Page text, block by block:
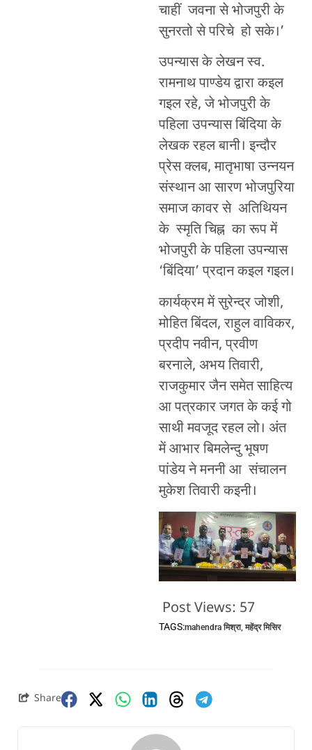
चाहीं जवना से भोजपुरी के
सुनरतो से परिचे हो सके।’
उपन्यास के लेखन स्व.
रामनाथ पाण्डेय द्वारा कइल
गइल रहे, जे भोजपुरी के
पहिला उपन्यास बिंदिया के
लेखक रहल बानी। इन्दौर
प्रेस क्लब, मातृभाषा उन्नयन
संस्थान आ सारण भोजपुरिया
समाज कावर से अतिथियन
के स्मृति चिह्न का रूप में
भोजपुरी के पहिला उपन्यास
‘बिंदिया’ प्रदान कइल गइल।
कार्यक्रम में सुरेन्द्र जोशी,
मोहित बिंदल, राहुल वाविकर,
प्रदीप नवीन, प्रवीण
बरनाले, अभय तिवारी,
राजकुमार जैन समेत साहित्य
आ पत्रकार जगत के कई गो
साथी मवजूद रहल लो। अंत
में आभार बिमलेन्दु भूषण
पांडेय ने मननी आ संचालन
मुकेश तिवारी कइनी।
Post Views: 57
TAGS:mahendra मिश्रा, महेंद्र मिसिर
Share